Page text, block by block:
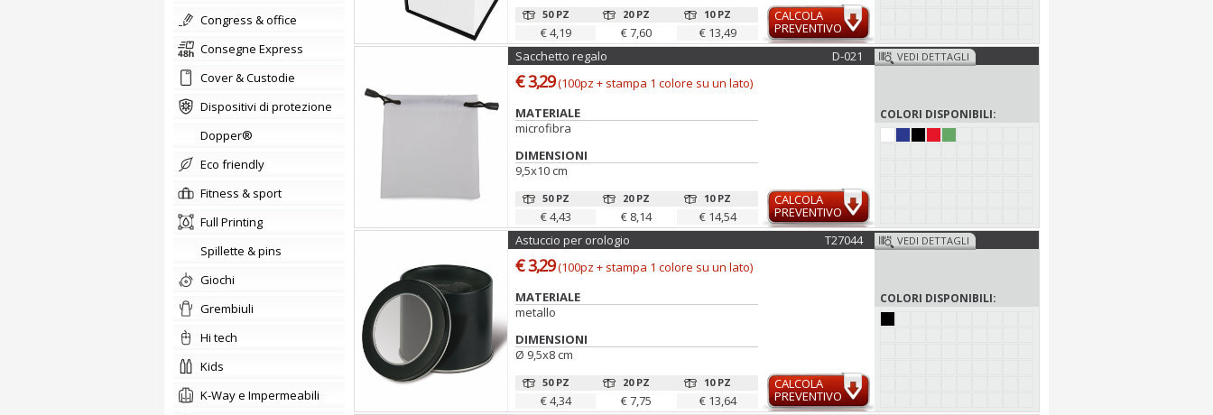
congress & office
Consegne Express
Cover & Custodie
Dispositivi di protezione
Dopper®
Eco friendly
fitness & sport
Full Printing
Spillette & pins
giochi
Grembiuli
hi tech
kids
K-Way e Impermeabili
50 PZ
€ 4,19
20 PZ
€ 7,60
10 PZ
€ 13,49
CALCOLA
PREVENTIVO
Sacchetto regalo D-021
€ 3,29(100pz + stampa 1 colore su un lato)
MATERIALE
microfibra
DIMENSIONI
9,5x10 cm
50 PZ
€ 4,43
20 PZ
€ 8,14
10 PZ
€ 14,54
CALCOLA
PREVENTIVO
VEDI DETTAGLI
COLORI DISPONIBILI:
Astuccio per orologio T27044
€ 3,29(100pz + stampa 1 colore su un lato)
MATERIALE
metallo
DIMENSIONI
Ø 9,5x8 cm
50 PZ
€ 4,34
20 PZ
€ 7,75
10 PZ
€ 13,64
CALCOLA
PREVENTIVO
VEDI DETTAGLI
COLORI DISPONIBILI: